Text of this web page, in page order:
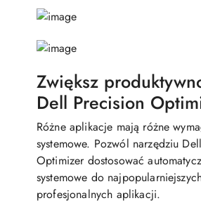
Zwiększ
Dell Precision
Różne aplikacje mają różne
systemowe. Pozwól narzędziu
Optimizer dostosować
systemowe do
profesjonalnych aplikacji.